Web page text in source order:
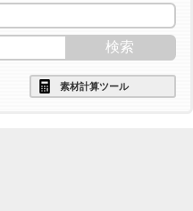
素材計算ツール